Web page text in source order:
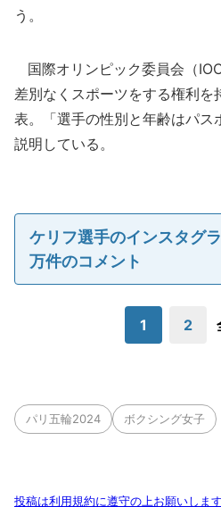
う。
国際オリンピック委員会（
差別なくスポーツをする権利を
表。「選手の性別と年齢はパス
説明している。
ケリフ選手のインスタグ
万件のコメント
1 2
パリ五輪2024 ボクシング女子